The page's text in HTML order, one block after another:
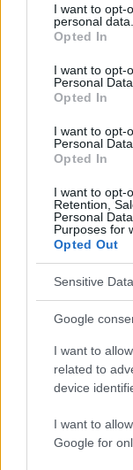
not limited to your
grant or deny
use your data for
consent section.
I want to opt-
personal data.
Opted In
I want to opt-
Personal Data.
Opted In
I want to opt-
Personal
Opted In
I want to opt-
Retention,
Personal
Purposes for
Opted Out
Sensitive
Google
I want to
related to
device
I want to
Google for
Quellen
herausgegeben
o.o., Lublin 2006
unspezifischen
Die Inhalte und
Bildungs- und
Redaktion der
Anwendung
zu konsultieren.